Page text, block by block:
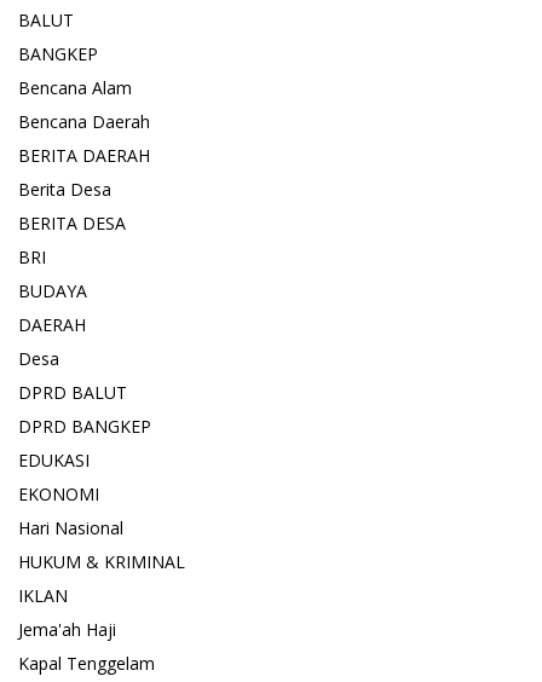
BALUT
BANGKEP
Bencana Alam
Bencana Daerah
BERITA DAERAH
Berita Desa
BERITA DESA
BRI
BUDAYA
DAERAH
Desa
DPRD BALUT
DPRD BANGKEP
EDUKASI
EKONOMI
Hari Nasional
HUKUM & KRIMINAL
IKLAN
Jema'ah Haji
Kapal Tenggelam